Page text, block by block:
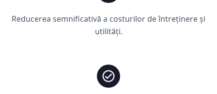
Reducerea semnificativă a costurilor de întreținere și
utilități.